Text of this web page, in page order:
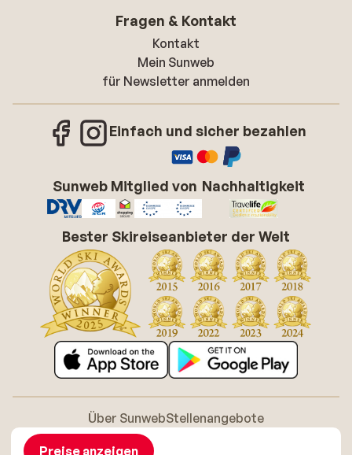
Preise anzeigen
Fragen & Kontakt
Kontakt
Mein Sunweb
für Newsletter anmelden
Einfach und sicher bezahlen
Sunweb Mitglied von Nachhaltigkeit
Bester Skireiseanbieter der Welt
Über SunwebStellenangebote
Allgemeine Geschäftsbedingungen (AGB)
Cookie-RichtlinieBarrierefreiheitserklarung